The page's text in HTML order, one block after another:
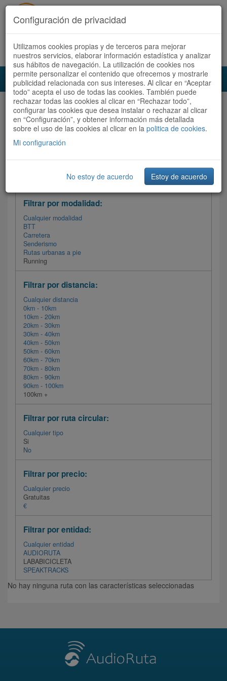
Acceder Registrate ahora Español | Català
Audioruta Todas las rutas
Todas las rutas
Ordenar por: Más recientes /
Filtrar las rutas
Filtrar por modalidad:
Cualquier modalidad
BTT
Carretera
Senderismo
Rutas urbanas a pie
Running
Filtrar por distancia:
Cualquier distancia
0km - 10km
10km - 20km
20km - 30km
30km - 40km
40km - 50km
50km - 60km
60km - 70km
70km - 80km
80km - 90km
90km - 100km
100km +
Filtrar por ruta circular:
Cualquier tipo
Si
No
Filtrar por precio:
Cualquier precio
Gratuitas
€
Filtrar por entidad:
Cualquier entidad
AUDIORUTA
LABABICICLETA
SPEAKTRACKS
No hay ninguna ruta con las características seleccionadas
Configuración de privacidad
Utilizamos cookies propias y de terceros para mejorar
nuestros servicios, elaborar información estadística y analizar
sus hábitos de navegación. La utilización de cookies nos
permite personalizar el contenido que ofrecemos y mostrarle
publicidad relacionada con sus intereses. Al clicar en “Aceptar
todo” acepta el uso de todas las cookies. También puede
rechazar todas las cookies al clicar en “Rechazar todo”,
configurar las cookies que desea instalar o rechazar al clicar
en “Configuración”, y obtener información más detallada
sobre el uso de las cookies al clicar en la politica de cookies.
Mi configuración
No estoy de acuerdo Estoy de acuerdo